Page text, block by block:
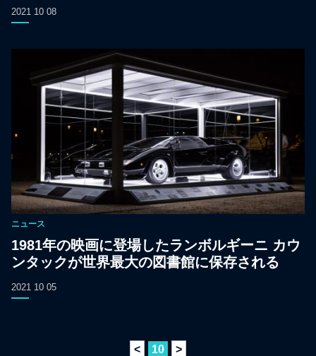
2021 10 08
ニュース
1981年の映画に登場したランボルギーニ カウ
ンタックが世界最大の図書館に保存される
2021 10 05
< 10 >